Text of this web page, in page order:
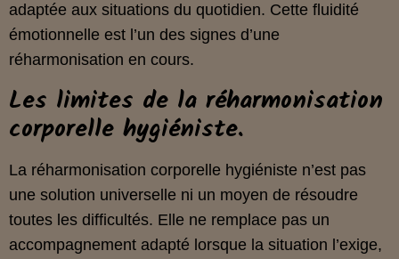
adaptée aux situations du quotidien. Cette fluidité
émotionnelle est l’un des signes d’une
réharmonisation en cours.
Les limites de la réharmonisation
corporelle hygiéniste.
La réharmonisation corporelle hygiéniste n’est pas
une solution universelle ni un moyen de résoudre
toutes les difficultés. Elle ne remplace pas un
accompagnement adapté lorsque la situation l’exige,